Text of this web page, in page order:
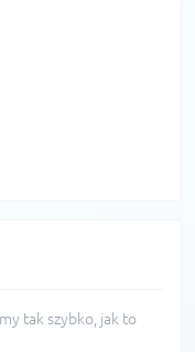
tak szybko, jak to